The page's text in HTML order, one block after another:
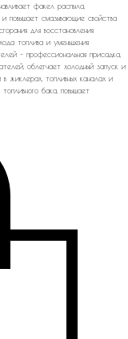
факел распыла,
повышает смазывающие свойства
для восстановления
топлива и уменьшения
– профессиональная присадка,
облегчает холодный запуск и
жиклерах, топливных каналах и
бака, повышает